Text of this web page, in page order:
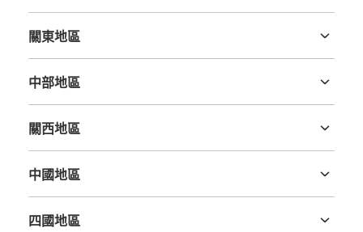
關東地區
中部地區
關西地區
中國地區
四國地區